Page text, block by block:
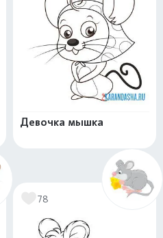
Девочка мышка
78